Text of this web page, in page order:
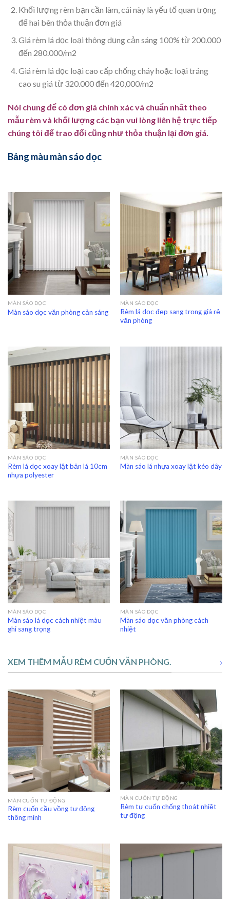
Khối lượng rèm bạn cần làm, cái này là yếu tố quan trọng
để hai bên thỏa thuận đơn giá
Giá rèm lá dọc loại thông dụng cản sáng 100% từ 200.000
đến 280.000/m2
Giá rèm lá dọc loại cao cấp chống cháy hoặc loại tráng
cao su giá từ 320.000 đến 420,000/m2
Nói chung để có đơn giá chính xác và chuẩn nhất theo
mẫu rèm và khối lượng các bạn vui lòng liên hệ trực tiếp
chúng tôi để trao đổi cũng như thỏa thuận lại đơn giá.
Bảng màu màn sáo dọc
MÀN SÁO DỌC
Màn sáo dọc văn phòng cản sáng
MÀN SÁO DỌC
Rèm lá dọc đẹp sang trọng giá rẻ
văn phòng
MÀN SÁO DỌC
Rèm lá dọc xoay lật bản lá 10cm
nhựa polyester
MÀN SÁO DỌC
Màn sáo lá nhựa xoay lật kéo dây
MÀN SÁO DỌC
Màn sáo lá dọc cách nhiệt màu
ghi sang trọng
MÀN SÁO DỌC
Màn sáo dọc văn phòng cách
nhiệt
XEM THÊM MẪU RÈM CUỐN VĂN PHÒNG.
MÀN CUỐN TỰ ĐỘNG
Rèm cuốn cầu vồng tự động
thông minh
MÀN CUỐN TỰ ĐỘNG
Rèm tự cuốn chống thoát nhiệt
tự động